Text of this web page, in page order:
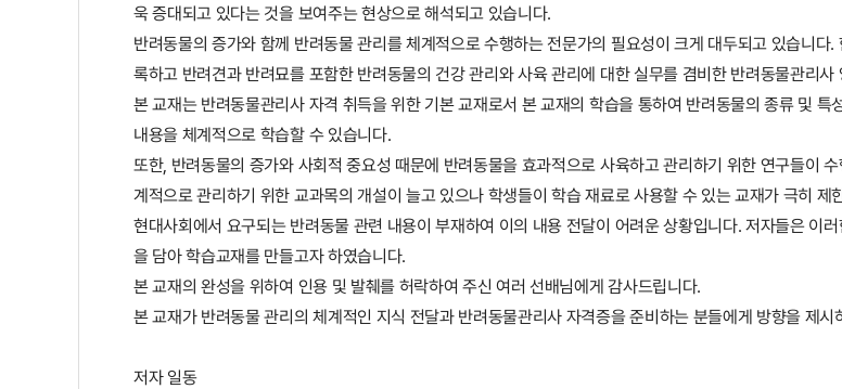
욱 증대되고 있다는 것을 보여주는 현상으로 해석되고 있습니다.
반려동물의 증가와 함께 반려동물 관리를 체계적으로 수행하는 전문가의 필요성이 크게 대두되고 있습니
록하고 반려견과 반려묘를 포함한 반려동물의 건강 관리와 사육 관리에 대한 실무를 겸비한 반려동물관리사
본 교재는 반려동물관리사 자격 취득을 위한 기본 교재로서 본 교재의 학습을 통하여 반려동물의 종류 및
내용을 체계적으로 학습할 수 있습니다.
또한, 반려동물의 증가와 사회적 중요성 때문에 반려동물을 효과적으로 사육하고 관리하기 위한 연구들이
계적으로 관리하기 위한 교과목의 개설이 늘고 있으나 학생들이 학습 재료로 사용할 수 있는 교재가 극히
현대사회에서 요구되는 반려동물 관련 내용이 부재하여 이의 내용 전달이 어려운 상황입니다. 저자들은 이
을 담아 학습교재를 만들고자 하였습니다.
본 교재의 완성을 위하여 인용 및 발췌를 허락하여 주신 여러 선배님에게 감사드립니다.
본 교재가 반려동물 관리의 체계적인 지식 전달과 반려동물관리사 자격증을 준비하는 분들에게 방향을 제
저자 일동